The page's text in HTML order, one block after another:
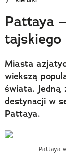
Wielki Konkurs
Trendbook
Polecane
Pattaya
Miasta
wiekszą
świata. Jedną
destynacji w
Pattaya.
Pattaya